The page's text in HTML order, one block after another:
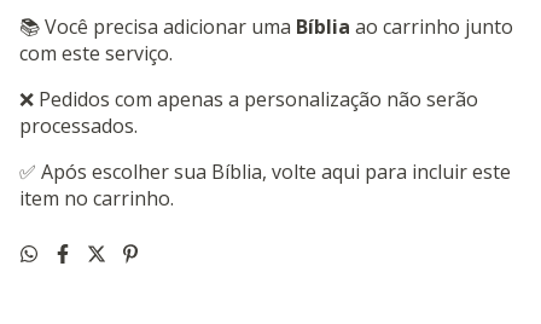
📚 Você precisa adicionar uma Bíblia ao carrinho junto
com este serviço.
❌ Pedidos com apenas a personalização não serão
processados.
✅ Após escolher sua Bíblia, volte aqui para incluir este
item no carrinho.